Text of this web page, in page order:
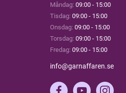
Måndag: 09:00 - 15:00
Tisdag: 09:00 - 15:00
Onsdag: 09:00 - 15:00
Torsdag: 09:00 - 15:00
Fredag: 09:00 - 15:00
info@garnaffaren.se